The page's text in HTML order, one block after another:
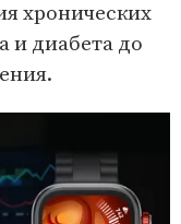
хронических
и диабета до